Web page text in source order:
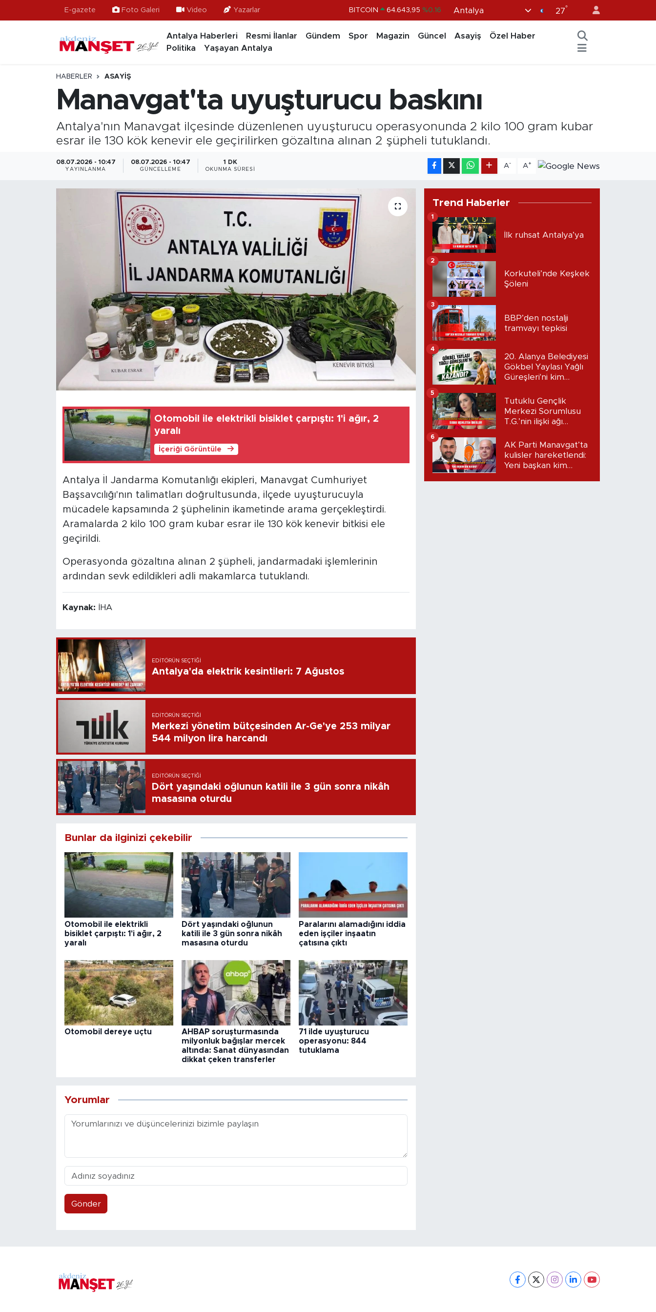
E-gazete Foto Galeri Video Yazarlar BITCOIN 64.643,95 %0.16
BİST100 13.799 %70
Antalya 27°
Antalya Haberleri Resmi İlanlar Gündem Spor Magazin Güncel Asayiş
Özel Haber
Politika
Yaşayan Antalya
HABERLER ASAYIŞ
Manavgat'ta uyuşturucu baskını
Antalya'nın Manavgat ilçesinde düzenlenen uyuşturucu operasyonunda 2 kilo 100 gram kubar
esrar ile 130 kök kenevir ele geçirilirken gözaltına alınan 2 şüpheli tutuklandı.
08.07.2026 - 10:47
YAYINLANMA
08.07.2026 - 10:47
GÜNCELLEME
1 DK
OKUNMA SÜRESI
A- A+
Otomobil ile elektrikli bisiklet çarpıştı: 1'i ağır, 2
yaralı
İçeriği Görüntüle
Antalya İl Jandarma Komutanlığı ekipleri, Manavgat Cumhuriyet
Başsavcılığı'nın talimatları doğrultusunda, ilçede uyuşturucuyla
mücadele kapsamında 2 şüphelinin ikametinde arama gerçekleştirdi.
Aramalarda 2 kilo 100 gram kubar esrar ile 130 kök kenevir bitkisi ele
geçirildi.
Operasyonda gözaltına alınan 2 şüpheli, jandarmadaki işlemlerinin
ardından sevk edildikleri adli makamlarca tutuklandı.
Kaynak: İHA
EDITÖRÜN SEÇTIĞI
Antalya'da elektrik kesintileri: 7 Ağustos
EDITÖRÜN SEÇTIĞI
Merkezi yönetim bütçesinden Ar-Ge'ye 253 milyar
544 milyon lira harcandı
EDITÖRÜN SEÇTIĞI
Dört yaşındaki oğlunun katili ile 3 gün sonra nikâh
masasına oturdu
Bunlar da ilginizi çekebilir
Otomobil ile elektrikli
bisiklet çarpıştı: 1'i ağır, 2
yaralı
Dört yaşındaki oğlunun
katili ile 3 gün sonra nikâh
masasına oturdu
Paralarını alamadığını iddia
eden işçiler inşaatın
çatısına çıktı
Otomobil dereye uçtu
AHBAP soruşturmasında
milyonluk bağışlar mercek
altında: Sanat dünyasından
dikkat çeken transferler
71 ilde uyuşturucu
operasyonu: 844
tutuklama
Yorumlar
Gönder
Trend Haberler
İlk ruhsat Antalya’ya
1
Korkuteli’nde Keşkek
Şöleni
2
BBP’den nostalji
tramvayı tepkisi
3
20. Alanya Belediyesi
Gökbel Yaylası Yağlı
Güreşleri'ni kim
4
Tutuklu Gençlik
Merkezi Sorumlusu
T.G.’nin ilişki ağı
Dudak uçuklatan
iddialar!
5
AK Parti Manavgat’ta
kulisler hareketlendi:
Yeni başkan kim
6
Ekonomi
Gündem
Kültür- Sanat
Hava Durumu
Tüm Manşetler
Son Dakika Haberleri
Haber Arşivi